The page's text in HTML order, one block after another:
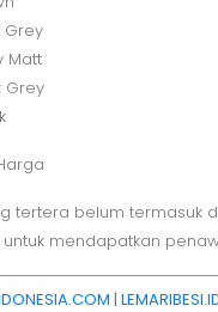
Grey
Matt
Grey
tertera belum termasuk
untuk mendapatkan
|